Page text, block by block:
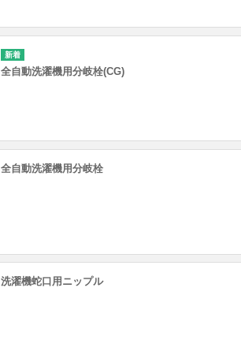
全自動洗濯機用分岐栓(CG)
全自動洗濯機用分岐栓
洗濯機蛇口用ニップル